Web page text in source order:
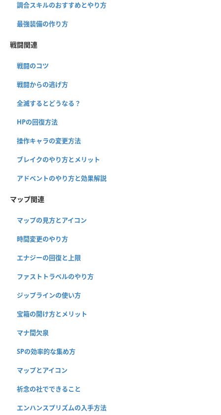
調合スキルのおすすめとやり方
最強装備の作り方
戦闘関連
戦闘のコツ
戦闘からの逃げ方
全滅するとどうなる？
HPの回復方法
操作キャラの変更方法
ブレイクのやり方とメリット
アドベントのやり方と効果解説
マップ関連
マップの見方とアイコン
時間変更のやり方
エナジーの回復と上限
ファストトラベルのやり方
ジップラインの使い方
宝箱の開け方とメリット
マナ間欠泉
SPの効率的な集め方
マップとアイコン
祈念の社でできること
エンハンスプリズムの入手方法